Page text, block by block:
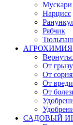
Мускари
Нарцисс
Рябчик
АГРОХИМИЯ
От
От
От
От
САДОВЫЙ